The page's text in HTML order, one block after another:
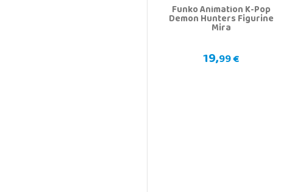
Funko Animation K-Pop
Demon Hunters Figurine
Mira
19,99 €